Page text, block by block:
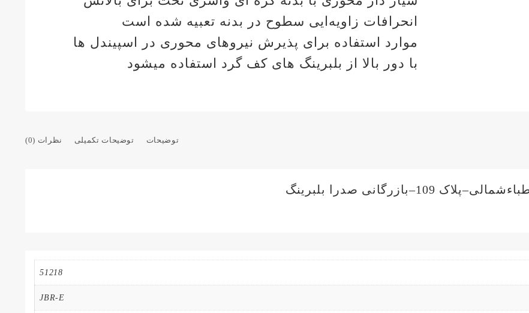
انحرافات زاویه‌ایی سطوح در بدنه تعبیه شده است
موارد استفاده برای پذیرش نیروهای محوری در اسپیندل ها
با دور بالا از بلبرینگ های کف گرد استفاده میشود
توضیحات توضیحات تکمیلی نظرات (0)
صدرا بلبرینگ
51218
JBR-E